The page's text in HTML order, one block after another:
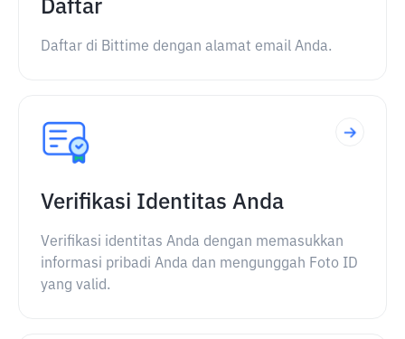
Daftar
Daftar di Bittime dengan alamat email Anda.
Verifikasi Identitas Anda
Verifikasi identitas Anda dengan memasukkan
informasi pribadi Anda dan mengunggah Foto ID
yang valid.